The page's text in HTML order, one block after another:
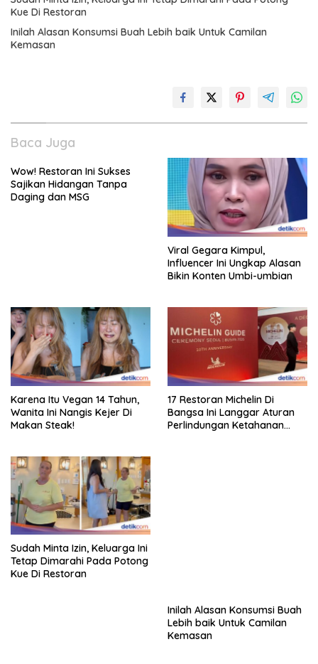
Kue Di Restoran
Inilah Alasan Konsumsi Buah Lebih baik Untuk Camilan
Kemasan
Baca Juga
Wow! Restoran Ini Sukses
Sajikan Hidangan Tanpa
Daging dan MSG
Viral Gegara Kimpul,
Influencer Ini Ungkap Alasan
Bikin Konten Umbi-umbian
Karena Itu Vegan 14 Tahun,
Wanita Ini Nangis Kejer Di
Makan Steak!
17 Restoran Michelin Di
Bangsa Ini Langgar Aturan
Perlindungan Ketahanan
Sudah Minta Izin, Keluarga Ini
Tetap Dimarahi Pada Potong
Kue Di Restoran